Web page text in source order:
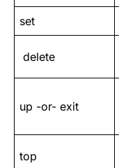
set
delete
up -or- exit
top